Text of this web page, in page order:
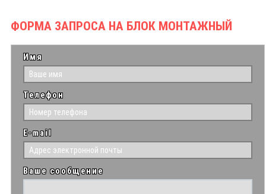
ФОРМА ЗАПРОСА НА БЛОК МОНТАЖНЫЙ
Имя
Телефон
E-mail
Ваше сообщение